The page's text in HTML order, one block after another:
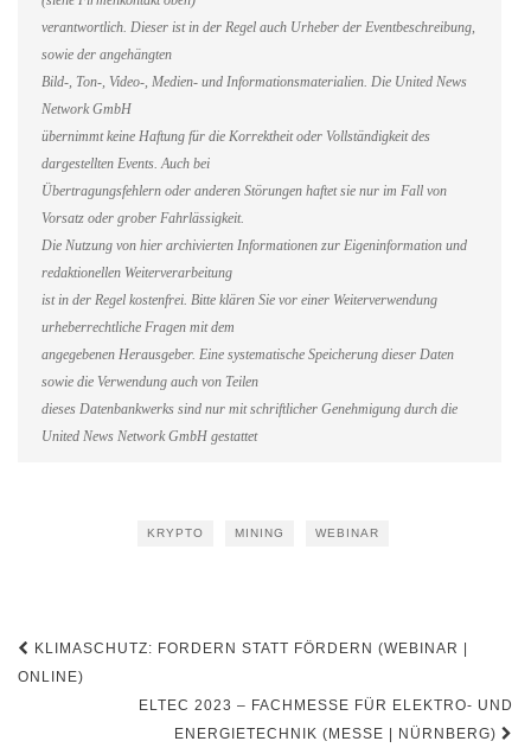
verantwortlich. Dieser ist in der Regel auch Urheber der Eventbeschreibung,
sowie der angehängten
Bild-, Ton-, Video-, Medien- und Informationsmaterialien. Die United News
Network GmbH
übernimmt keine Haftung für die Korrektheit oder Vollständigkeit des
dargestellten Events. Auch bei
Übertragungsfehlern oder anderen Störungen haftet sie nur im Fall von
Vorsatz oder grober Fahrlässigkeit.
Die Nutzung von hier archivierten Informationen zur Eigeninformation und
redaktionellen Weiterverarbeitung
ist in der Regel kostenfrei. Bitte klären Sie vor einer Weiterverwendung
urheberrechtliche Fragen mit dem
angegebenen Herausgeber. Eine systematische Speicherung dieser Daten
sowie die Verwendung auch von Teilen
dieses Datenbankwerks sind nur mit schriftlicher Genehmigung durch die
United News Network GmbH gestattet
KRYPTO MINING WEBINAR
Beitragsnavigation
KLIMASCHUTZ: FORDERN STATT FÖRDERN (WEBINAR |
ONLINE)
ELTEC 2023 – FACHMESSE FÜR ELEKTRO- UND
ENERGIETECHNIK (MESSE | NÜRNBERG)